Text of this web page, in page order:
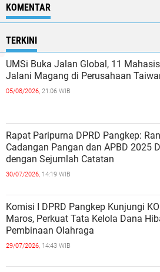
KOMENTAR
TERKINI
UMSi Buka Jalan Global, 11
Jalani Magang di Perusahaan
05/08/2026, 21:06 WIB
Rapat Paripurna DPRD Pangkep:
Cadangan Pangan dan APBD 2025
dengan Sejumlah Catatan
30/07/2026, 14:19 WIB
Komisi I DPRD Pangkep Kunjungi
Maros, Perkuat Tata Kelola Dana
Pembinaan Olahraga
29/07/2026, 14:43 WIB